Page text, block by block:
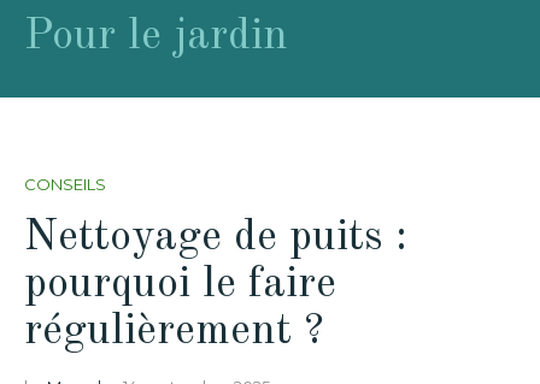
Pour le jardin
CONSEILS
Nettoyage de puits :
pourquoi le faire
régulièrement ?